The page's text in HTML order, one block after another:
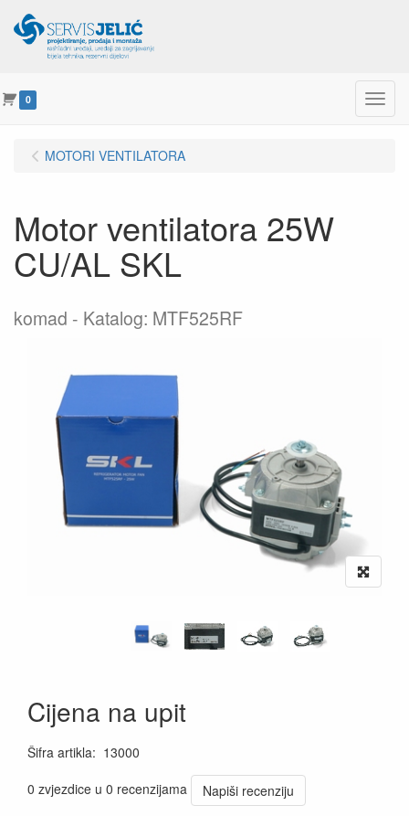
0 Menu
MOTORI VENTILATORA
Motor ventilatora 25W
CU/AL SKL
komad Katalog: MTF525RF
Cijena na upit
Šifra artikla: 13000
0 zvjezdice u 0 recenzijama
Napiši recenziju